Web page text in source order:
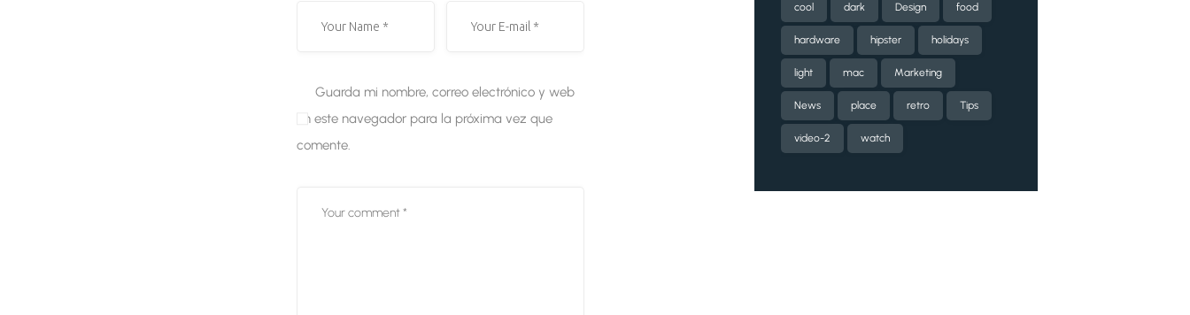
Guarda mi nombre, correo electrónico y web
en este navegador para la próxima vez que
comente.
cool dark Design food
hardware hipster holidays
light mac Marketing
News place retro Tips
video-2 watch